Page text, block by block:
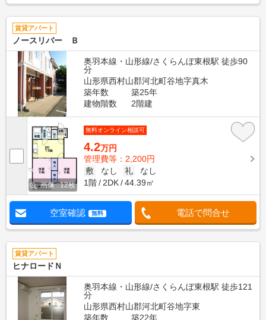
賃貸アパート
ノースリバー Ｂ
奥羽本線・山形線/さくらんぼ東根駅 徒歩90
分
山形県西村山郡河北町谷地字真木
築年数
築25年
建物階数
2階建
画像 : 12枚
無料オンライン相談可
4.2万円
管理費等：2,200円
敷
なし 礼
なし
1階
2DK 44.39㎡
空室確認 無料 電話で問合せ
賃貸アパート
ヒナロードＮ
奥羽本線・山形線/さくらんぼ東根駅 徒歩121
分
山形県西村山郡河北町谷地字東
築年数
築22年